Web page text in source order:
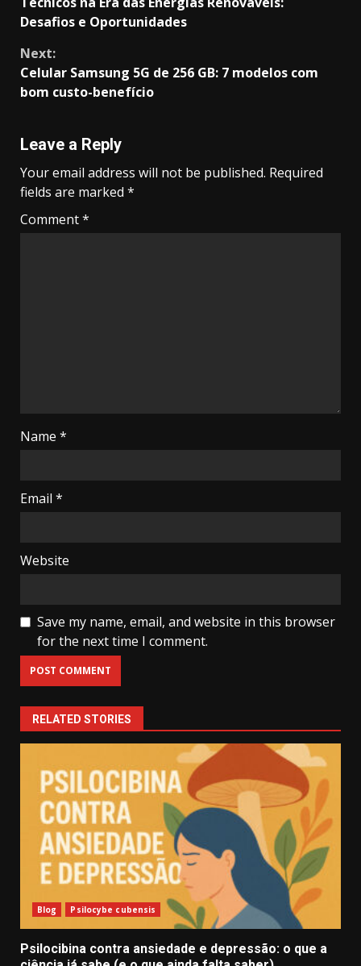
Reading
Desafios e Oportunidades
Next:
Celular Samsung 5G de 256 GB: 7 modelos com
bom custo-benefício
Leave a Reply
Your email address will not be published. Required
fields are marked *
Comment*
Name *
Email *
Website
Save my name, email, and website in this browser
for the next time I comment.
RELATED STORIES
Blog Psilocybe cubensis
Psilocibina contra ansiedade e depressão: o que a